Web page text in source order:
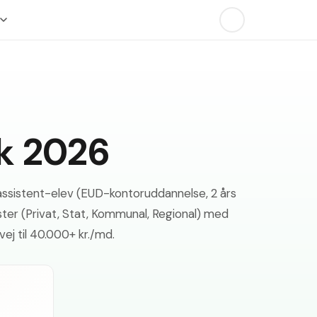
2026
elev (EUD-kontoruddannelse, 2 års
(Privat, Stat, Kommunal, Regional) med
til 40.000+ kr./md.